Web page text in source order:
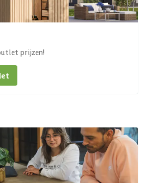
prijzen!